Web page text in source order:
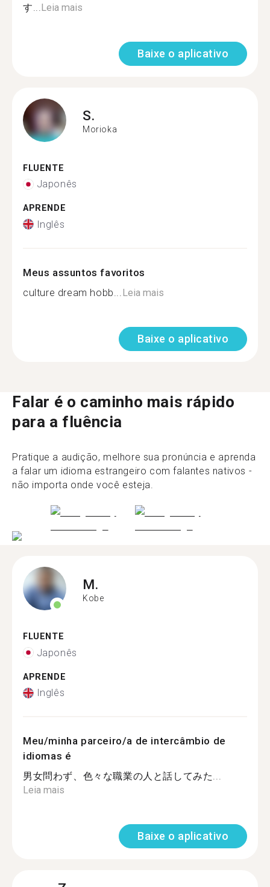
す... Leia mais
Baixe o aplicativo
S.
Morioka
FLUENTE
Japonês
APRENDE
Inglês
Meus assuntos favoritos
culture dream hobb... Leia mais
Baixe o aplicativo
Falar é o caminho mais rápido
para a fluência
Pratique a audição, melhore sua pronúncia e aprenda
a falar um idioma estrangeiro com falantes nativos -
não importa onde você esteja.
M.
Kobe
FLUENTE
Japonês
APRENDE
Inglês
Meu/minha parceiro/a de intercâmbio de
idiomas é
男女問わず、色々な職業の人と話してみた...
Leia mais
Baixe o aplicativo